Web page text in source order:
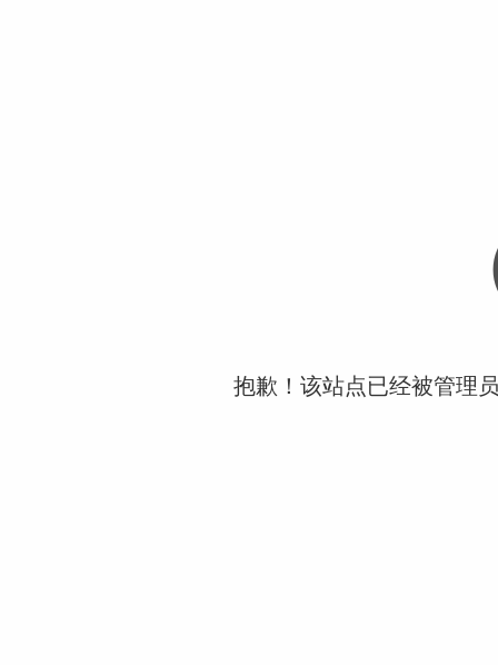
抱歉！该站点已经被管理